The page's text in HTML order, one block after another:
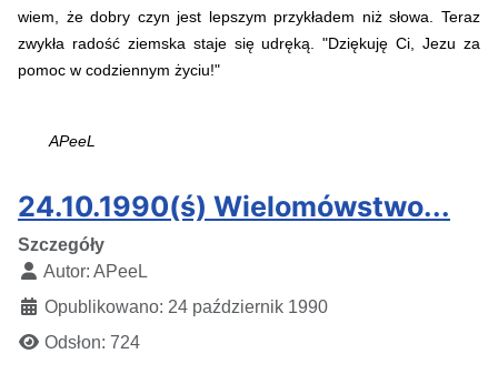
wiem, że dobry czyn jest lepszym przykładem niż słowa. Teraz
zwykła radość ziemska staje się udręką. "Dziękuję Ci, Jezu za
pomoc w codziennym życiu!"
APeeL
24.10.1990(ś) Wielomówstwo...
Szczegóły
Autor: APeeL
Opublikowano: 24 październik 1990
Odsłon: 724